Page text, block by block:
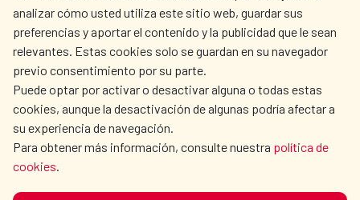
analizar cómo usted utiliza este sitio web, guardar sus
preferencias y aportar el contenido y la publicidad que le sean
relevantes. Estas cookies solo se guardan en su navegador
previo consentimiento por su parte.
Puede optar por activar o desactivar alguna o todas estas
cookies, aunque la desactivación de algunas podría afectar a
su experiencia de navegación.
Para obtener más información, consulte nuestra política de
cookies.
NOS RÉSEAUX SOCIAUX